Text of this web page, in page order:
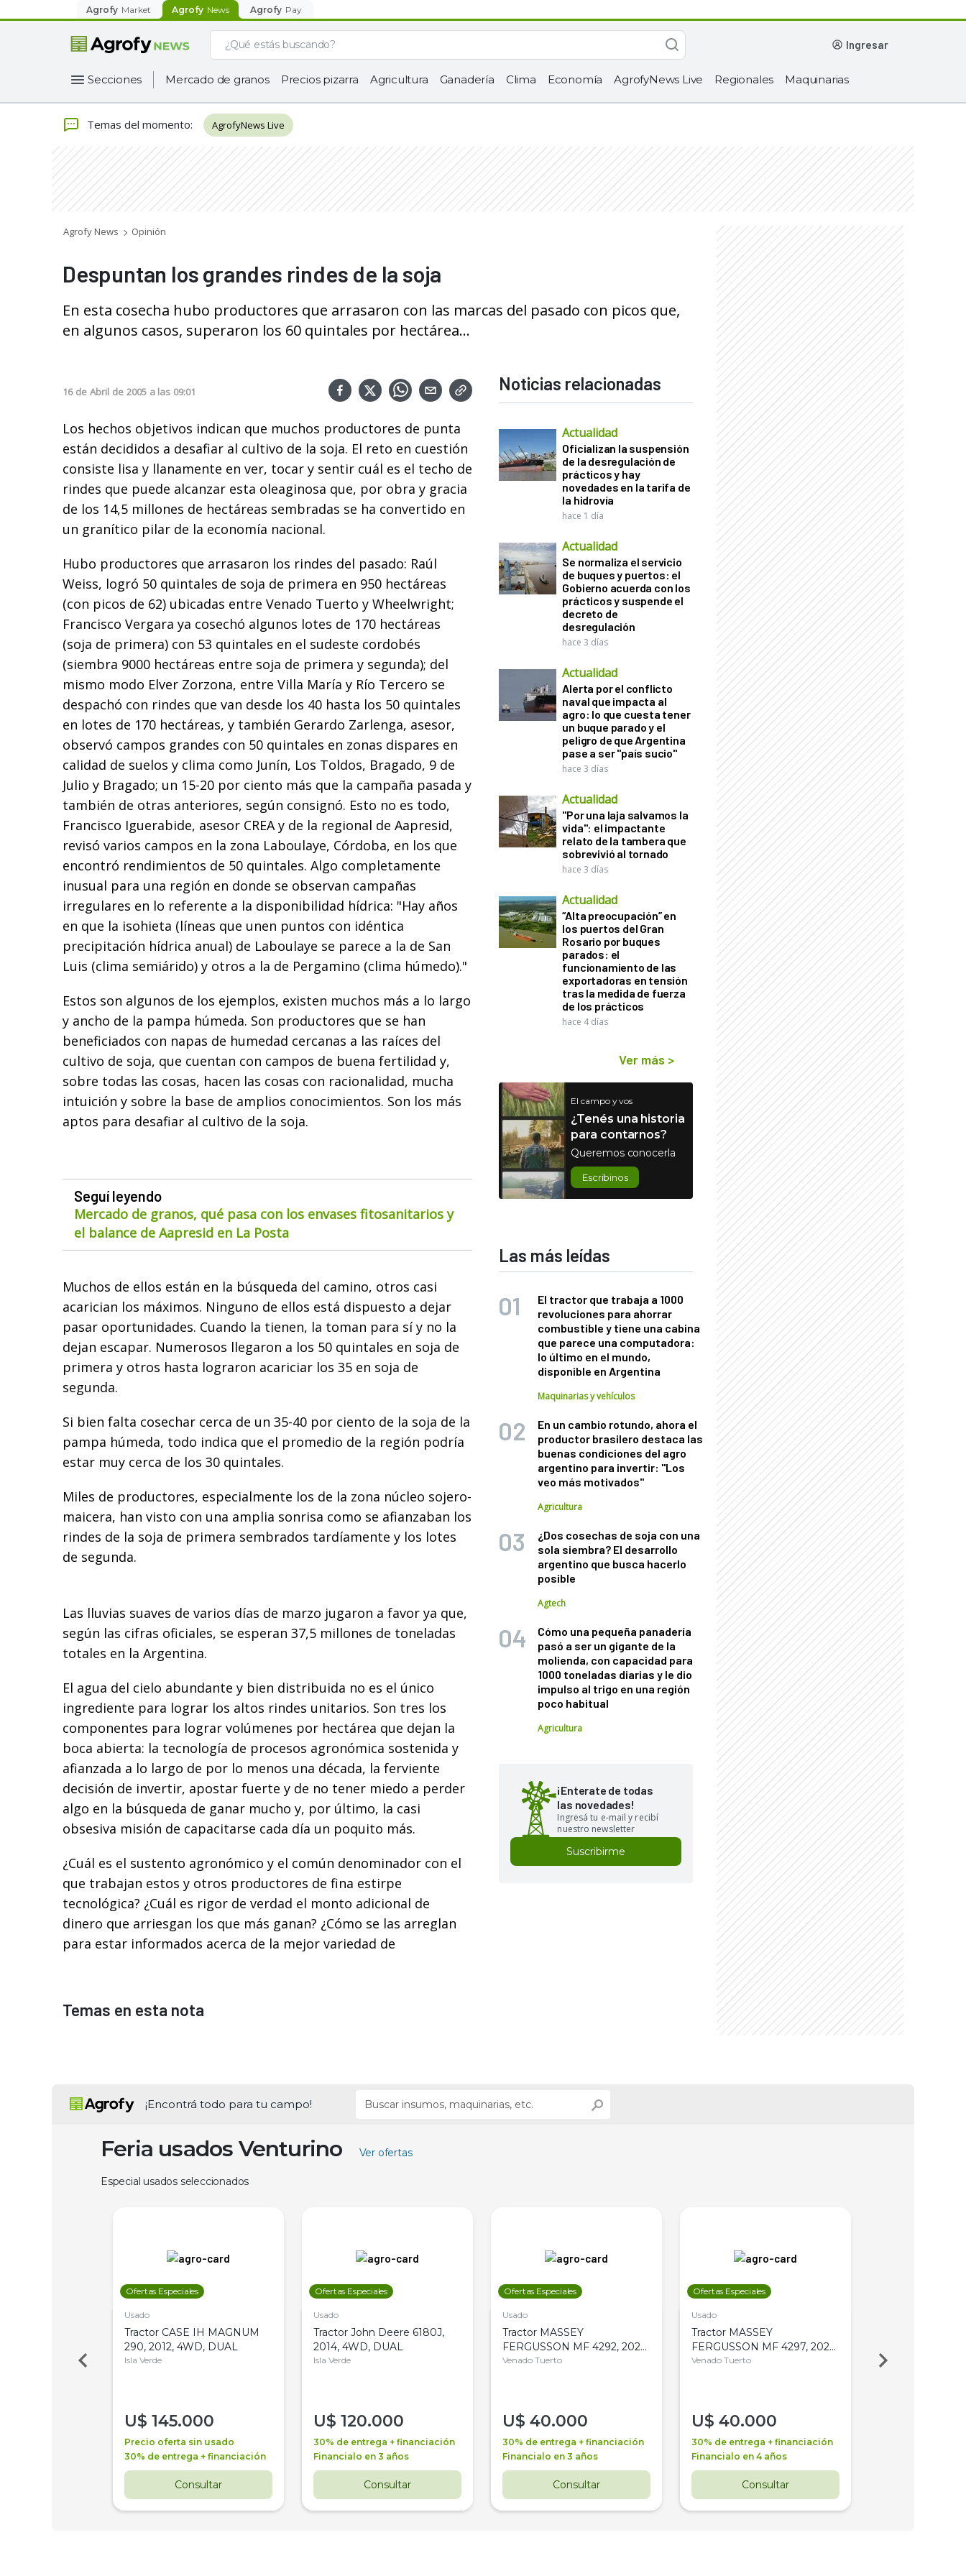
Agrofy Market Agrofy News Agrofy Pay
ingresar
Secciones Mercado de granos Precios pizarra Agricultura Ganadería Clima Economía AgrofyNews Live Regionales Maquinarias
Temas del momento: AgrofyNews Live
Agrofy News Opinión
Despuntan los grandes rindes de la soja
En esta cosecha hubo productores que arrasaron con las marcas del pasado con picos que,
en algunos casos, superaron los 60 quintales por hectárea...
16 de Abril de 2005 a las 09:01
Los hechos objetivos indican que muchos productores de punta
están decididos a desafiar al cultivo de la soja. El reto en cuestión
consiste lisa y llanamente en ver, tocar y sentir cuál es el techo de
rindes que puede alcanzar esta oleaginosa que, por obra y gracia
de los 14,5 millones de hectáreas sembradas se ha convertido en
un granítico pilar de la economía nacional.
Hubo productores que arrasaron los rindes del pasado: Raúl
Weiss, logró 50 quintales de soja de primera en 950 hectáreas
(con picos de 62) ubicadas entre Venado Tuerto y Wheelwright;
Francisco Vergara ya cosechó algunos lotes de 170 hectáreas
(soja de primera) con 53 quintales en el sudeste cordobés
(siembra 9000 hectáreas entre soja de primera y segunda); del
mismo modo Elver Zorzona, entre Villa María y Río Tercero se
despachó con rindes que van desde los 40 hasta los 50 quintales
en lotes de 170 hectáreas, y también Gerardo Zarlenga, asesor,
observó campos grandes con 50 quintales en zonas dispares en
calidad de suelos y clima como Junín, Los Toldos, Bragado, 9 de
Julio y Bragado; un 15-20 por ciento más que la campaña pasada y
también de otras anteriores, según consignó. Esto no es todo,
Francisco Iguerabide, asesor CREA y de la regional de Aapresid,
revisó varios campos en la zona Laboulaye, Córdoba, en los que
encontró rendimientos de 50 quintales. Algo completamente
inusual para una región en donde se observan campañas
irregulares en lo referente a la disponibilidad hídrica: "Hay años
en que la isohieta (líneas que unen puntos con idéntica
precipitación hídrica anual) de Laboulaye se parece a la de San
Luis (clima semiárido) y otros a la de Pergamino (clima húmedo)."
Estos son algunos de los ejemplos, existen muchos más a lo largo
y ancho de la pampa húmeda. Son productores que se han
beneficiados con napas de humedad cercanas a las raíces del
cultivo de soja, que cuentan con campos de buena fertilidad y,
sobre todas las cosas, hacen las cosas con racionalidad, mucha
intuición y sobre la base de amplios conocimientos. Son los más
aptos para desafiar al cultivo de la soja.
Seguí leyendo
Mercado de granos, qué pasa con los envases fitosanitarios y
el balance de Aapresid en La Posta
Muchos de ellos están en la búsqueda del camino, otros casi
acarician los máximos. Ninguno de ellos está dispuesto a dejar
pasar oportunidades. Cuando la tienen, la toman para sí y no la
dejan escapar. Numerosos llegaron a los 50 quintales en soja de
primera y otros hasta lograron acariciar los 35 en soja de
segunda.
Si bien falta cosechar cerca de un 35-40 por ciento de la soja de la
pampa húmeda, todo indica que el promedio de la región podría
estar muy cerca de los 30 quintales.
Miles de productores, especialmente los de la zona núcleo sojero-
maicera, han visto con una amplia sonrisa como se afianzaban los
rindes de la soja de primera sembrados tardíamente y los lotes
de segunda.
Las lluvias suaves de varios días de marzo jugaron a favor ya que,
según las cifras oficiales, se esperan 37,5 millones de toneladas
totales en la Argentina.
El agua del cielo abundante y bien distribuida no es el único
ingrediente para lograr los altos rindes unitarios. Son tres los
componentes para lograr volúmenes por hectárea que dejan la
boca abierta: la tecnología de procesos agronómica sostenida y
afianzada a lo largo de por lo menos una década, la ferviente
decisión de invertir, apostar fuerte y de no tener miedo a perder
algo en la búsqueda de ganar mucho y, por último, la casi
obsesiva misión de capacitarse cada día un poquito más.
¿Cuál es el sustento agronómico y el común denominador con el
que trabajan estos y otros productores de fina estirpe
tecnológica? ¿Cuál es rigor de verdad el monto adicional de
dinero que arriesgan los que más ganan? ¿Cómo se las arreglan
para estar informados acerca de la mejor variedad de
Noticias relacionadas
Actualidad
Oficializan la suspensión
de la desregulación de
prácticos y hay
novedades en la tarifa de
la hidrovía
hace 1 día
Actualidad
Se normaliza el servicio
de buques y puertos: el
Gobierno acuerda con los
prácticos y suspende el
decreto de
desregulación
hace 3 días
Actualidad
Alerta por el conflicto
naval que impacta al
agro: lo que cuesta tener
un buque parado y el
peligro de que Argentina
pase a ser "país sucio"
hace 3 días
Actualidad
"Por una laja salvamos la
vida": el impactante
relato de la tambera que
sobrevivió al tornado
hace 3 días
Actualidad
“Alta preocupación” en
los puertos del Gran
Rosario por buques
parados: el
funcionamiento de las
exportadoras en tensión
tras la medida de fuerza
de los prácticos
hace 4 días
Ver más >
El campo y vos
¿Tenés una historia
para contarnos?
Queremos conocerla
Escribinos
Las más leídas
El tractor que trabaja a 1000
revoluciones para ahorrar
combustible y tiene una cabina
que parece una computadora:
lo último en el mundo,
disponible en Argentina
Maquinarias y vehículos
En un cambio rotundo, ahora el
productor brasilero destaca las
buenas condiciones del agro
argentino para invertir: "Los
veo más motivados"
Agricultura
¿Dos cosechas de soja con una
sola siembra? El desarrollo
argentino que busca hacerlo
posible
Agtech
Cómo una pequeña panadería
pasó a ser un gigante de la
molienda, con capacidad para
1000 toneladas diarias y le dio
impulso al trigo en una región
poco habitual
Agricultura
¡Enterate de todas
las novedades!
Ingresá tu e-mail y recibí
nuestro newsletter
Suscribirme
Temas en esta nota
¡Encontrá todo para tu campo!
Feria usados Venturino Ver ofertas
Especial usados seleccionados
Ofertas Especiales
Usado
Tractor CASE IH MAGNUM
290, 2012, 4WD, DUAL
Isla Verde
U$ 145.000
Precio oferta sin usado
30% de entrega + financiación
Consultar
Ofertas Especiales
Usado
Tractor John Deere 6180J,
2014, 4WD, DUAL
Isla Verde
U$ 120.000
30% de entrega + financiación
Financialo en 3 años
Consultar
Ofertas Especiales
Usado
Tractor MASSEY
FERGUSSON MF 4292, 2020,
4WD, PATON
Venado Tuerto
U$ 40.000
30% de entrega + financiación
Financialo en 3 años
Consultar
Ofertas Especiales
Usado
Tractor MASSEY
FERGUSSON MF 4297, 2020,
4WD, PATON
Venado Tuerto
U$ 40.000
30% de entrega + financiación
Financialo en 4 años
Consultar
Venado Tuerto